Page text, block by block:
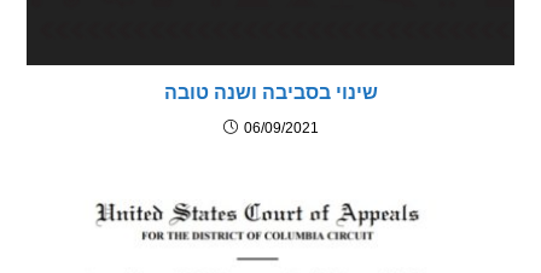
שינוי בסביבה ושנה טובה
06/09/2021